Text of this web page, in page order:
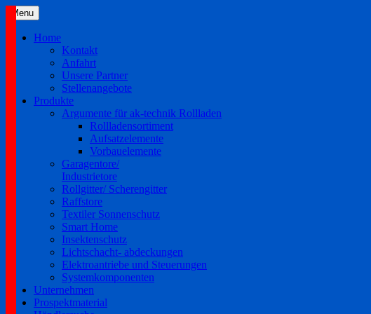
Skip
content
Menu
Home
Kontakt
Anfahrt
Unsere Partner
Stellenangebote
Produkte
Argumente für ak-technik Rollladen
Rollladensortiment
Aufsatzelemente
Vorbauelemente
Garagentore/
Industrietore
Rollgitter/ Scherengitter
Raffstore
Textiler Sonnenschutz
Smart Home
Insektenschutz
Lichtschacht- abdeckungen
Elektroantriebe und Steuerungen
Systemkomponenten
Unternehmen
Prospektmaterial